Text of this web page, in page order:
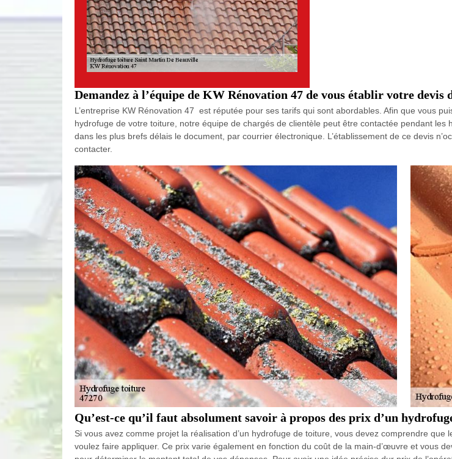
Demandez à l’équipe de KW Rénovation 47 de vous établir votre
L’entreprise KW Rénovation 47 est réputée pour ses tarifs qui sont abordables. Afin que vous
hydrofuge de votre toiture, notre équipe de chargés de clientèle peut être contactée pendant
dans les plus brefs délais le document, par courrier électronique. L’établissement de ce devis
contacter.
Qu’est-ce qu’il faut absolument savoir à propos des prix d’un
Si vous avez comme projet la réalisation d’un hydrofuge de toiture, vous devez comprendre
voulez faire appliquer. Ce prix varie également en fonction du coût de la main-d’œuvre et vous